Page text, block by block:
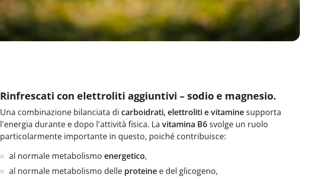
Rinfrescati con elettroliti aggiuntivi – sodio e magnesio.
Una combinazione bilanciata di carboidrati, elettroliti e vitaminesupporta
l'energia durante e dopo l'attività fisica. La vitamina B6svolge un ruolo
particolarmente importante in questo, poiché contribuisce:
al normale metabolismo energetico,
al normale metabolismo delle proteine e del glicogeno,